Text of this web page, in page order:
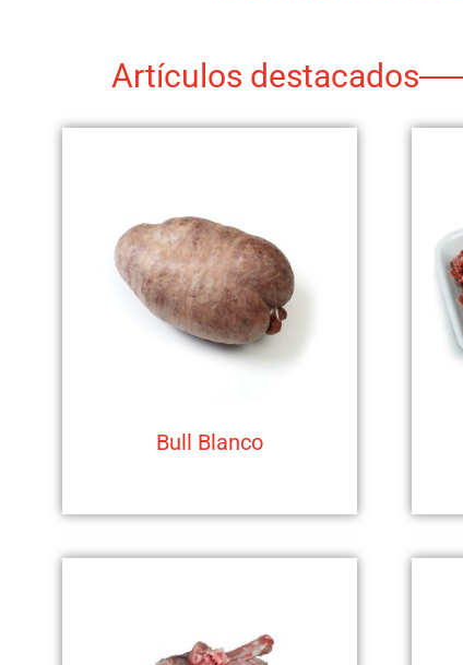
Artículos destacados
Bull Blanco